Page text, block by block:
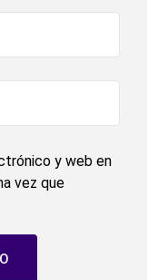
y web en
vez que